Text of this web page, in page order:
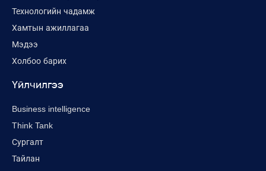
Технологийн чадамж
Хамтын ажиллагаа
Мэдээ
Холбоо барих
Үйлчилгээ
Business intelligence
Think Tank
Сургалт
Тайлан